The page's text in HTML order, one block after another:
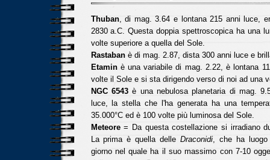
Thuban, di mag. 3.64 e lontana 215 anni luce,
2830 a.C. Questa doppia spettroscopica ha una
volte superiore a quella del Sole.
Rastabanè di mag. 2.87, dista 300 anni luce e
Etaminè una variabile di mag. 2.22, è lontana
volte il Sole e si sta dirigendo verso di noi ad una
NGC 6543è una nebulosa planetaria di mag.
luce, la stella che l'ha generata ha una
35.000°C ed è 100 volte più luminosa del Sole.
Meteore= Da questa costellazione si irradiano
La prima è quella delleDraconidi, che ha
giorno nel quale ha il suo massimo con 7-10